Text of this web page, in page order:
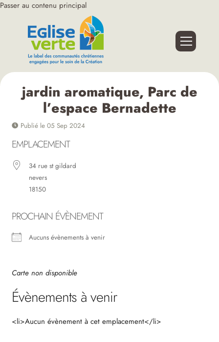
Passer au contenu principal
jardin aromatique, Parc de
l’espace Bernadette
Publié le 05 Sep 2024
EMPLACEMENT
34 rue st gildard
nevers
18150
PROCHAIN ÉVÈNEMENT
Aucuns évènements à venir
Carte non disponible
Évènements à venir
<li>Aucun évènement à cet emplacement</li>